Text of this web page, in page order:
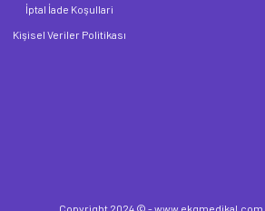
İptal İade Koşullari
Kişisel Veriler Politikası